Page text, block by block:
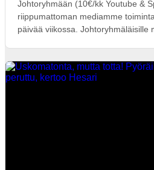
Johtoryhmään (10€/kk Youtube &
riippumattoman mediamme
päivää viikossa. Johtoryhmäläisille